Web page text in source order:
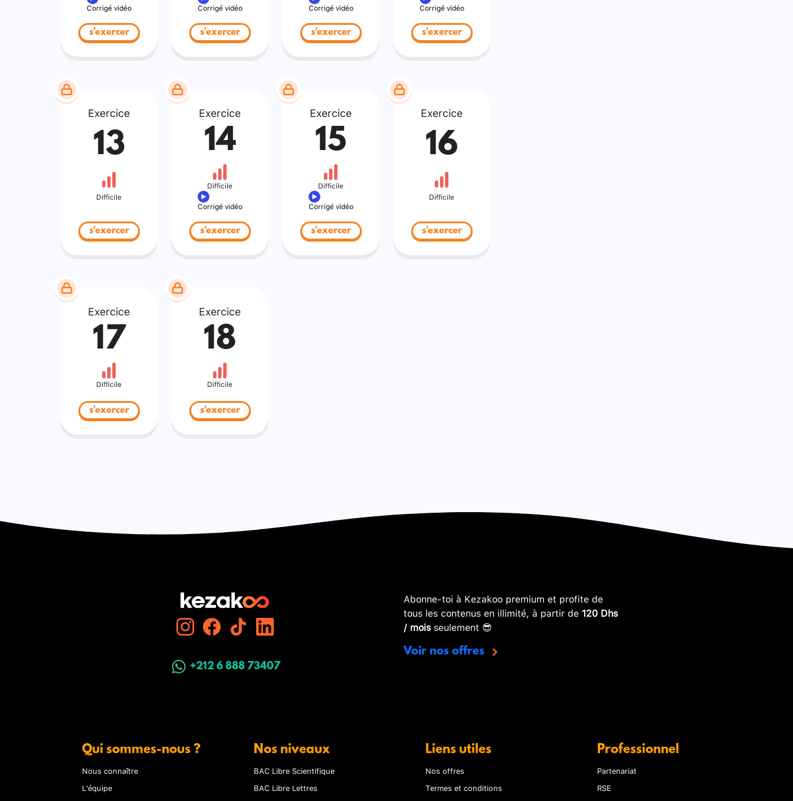
Corrigé vidéo
s'exercer
Corrigé vidéo
s'exercer
Corrigé vidéo
s'exercer
Corrigé vidéo
s'exercer
Exercice
13
Difficile
s'exercer
Exercice
14
Difficile
Corrigé vidéo
s'exercer
Exercice
15
Difficile
Corrigé vidéo
s'exercer
Exercice
16
Difficile
s'exercer
Exercice
17
Difficile
s'exercer
Exercice
18
Difficile
s'exercer
+212 6 888 73407
Abonne-toi à Kezakoo premium et profite de
tous les contenus en illimité, à partir de 120 Dhs
/ moisseulement 😎
Voir nos offres
Qui sommes-nous ?
Nous connaître
L'équipe
Nos niveaux
BAC Libre Scientifique
BAC Libre Lettres
Liens utiles
Nos offres
Termes et conditions
Professionnel
Partenariat
RSE